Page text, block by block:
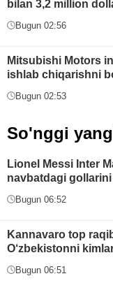
bilan 3,2 million
Bugun 02:56
Mitsubishi Motors
ishlab chiqarishni
Bugun 02:53
So'nggi
Lionel Messi Inter
navbatdagi
Bugun 06:52
Kannavaro top
O‘zbekistonni
Bugun 06:51